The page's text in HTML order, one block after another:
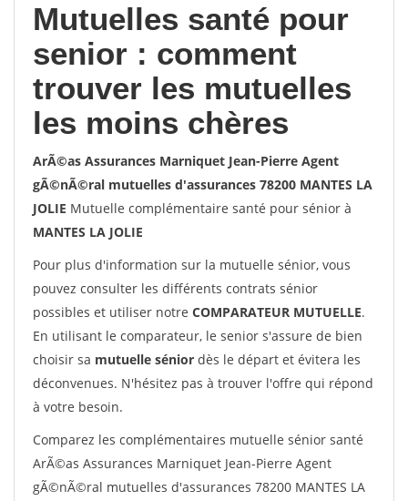
Mutuelles santé pour
senior : comment
trouver les mutuelles
les moins chères
ArÃ©as Assurances Marniquet Jean-Pierre Agent
gÃ©nÃ©ral mutuelles d'assurances 78200 MANTES LA
JOLIE Mutuelle complémentaire santé pour sénior à
MANTES LA JOLIE
Pour plus d'information sur la mutuelle sénior, vous
pouvez consulter les différents contrats sénior
possibles et utiliser notre COMPARATEUR MUTUELLE.
En utilisant le comparateur, le senior s'assure de bien
choisir sa mutuelle sénior dès le départ et évitera les
déconvenues. N'hésitez pas à trouver l'offre qui répond
à votre besoin.
Comparez les complémentaires mutuelle sénior santé
ArÃ©as Assurances Marniquet Jean-Pierre Agent
gÃ©nÃ©ral mutuelles d'assurances 78200 MANTES LA